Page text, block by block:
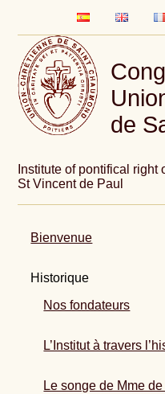
de
Institute of pontifical
St Vincent de Paul
Bienvenue
Historique
Nos fondateurs
L’Institut à travers
Le songe de Mme